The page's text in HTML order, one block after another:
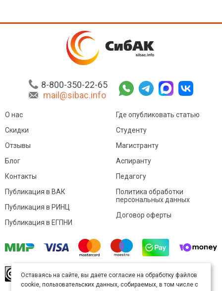
8-800-350-22-65
mail@sibac.info
О нас
Скидки
Отзывы
Блог
Контакты
Где опубликовать статью
Студенту
Магистранту
Аспиранту
Педагогу
Публикация в ВАК
Публикация в РИНЦ
Публикация в ЕГПНИ
Политика обработки
персональных данных
Договор оферты
произведение доступно полицензии Creative
Commons «Attribution» («Атрибуция») 4.0
Оставаясь на сайте, вы даете согласие на обработку файлов
cookie, пользовательских данных, собираемых, в том числе с